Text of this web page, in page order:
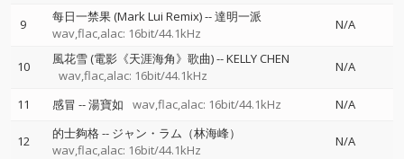
9 每日一禁果 (Mark Lui Remix)--達明一派
wav,flac,alac: 16bit/44.1kHz
N/A
10 風花雪 (電影《天涯海角》歌曲)--KELLY CHEN
wav,flac,alac: 16bit/44.1kHz
N/A
11 感冒 --湯寶如 wav,flac,alac: 16bit/44.1kHz N/A
12 的士夠格-- ジャン・ラム（林海峰）
wav,flac,alac: 16bit/44.1kHz
N/A